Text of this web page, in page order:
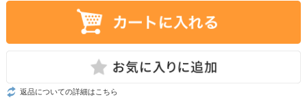
返品についての詳細はこちら